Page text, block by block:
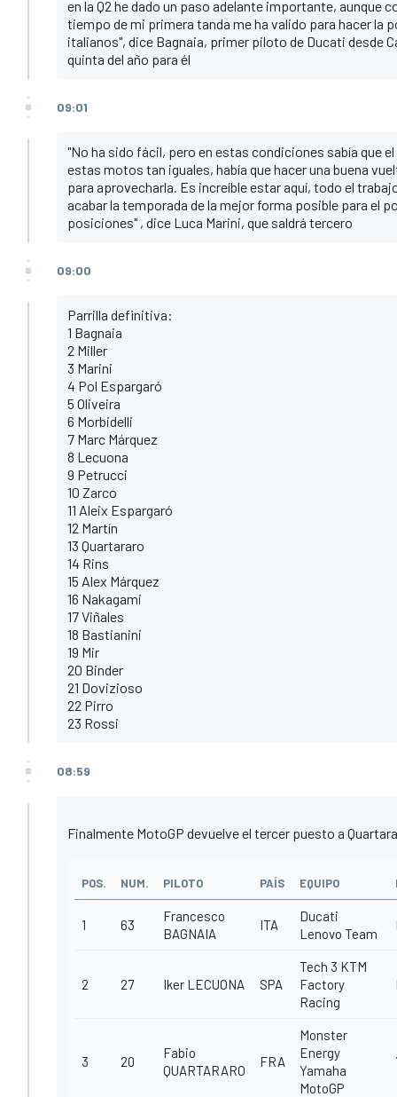
en la Q2 he dado un paso adelante importante, aunque
tiempo de mi primera tanda me ha valido para hacer la
italianos", dice Bagnaia, primer piloto de Ducati desde
quinta del año para él
09:01
"No ha sido fácil, pero en estas condiciones sabía que
estas motos tan iguales, había que hacer una buena
para aprovecharla. Es increíble estar aquí, todo el
acabar la temporada de la mejor forma posible para el
posiciones" , dice Luca Marini, que saldrá tercero
09:00
Parrilla definitiva:
1 Bagnaia
2 Miller
3 Marini
4 Pol Espargaró
5 Oliveira
6 Morbidelli
7 Marc Márquez
8 Lecuona
9 Petrucci
10 Zarco
11 Aleix Espargaró
12 Martín
13 Quartararo
14 Rins
15 Alex Márquez
16 Nakagami
17 Viñales
18 Bastianini
19 Mir
20 Binder
21 Dovizioso
22 Pirro
23 Rossi
08:59
Finalmente MotoGP devuelve el tercer puesto a
POS. NUM. PILOTO PAÍS EQUIPO
1 63
Francesco
BAGNAIA
ITA
Ducati
Lenovo Team
2 27 Iker LECUONA SPA
Tech 3 KTM
Factory
Racing
3 20
Fabio
QUARTARARO
FRA
Monster
Energy
Yamaha
MotoGP